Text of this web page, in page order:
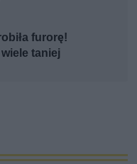
furorę!
taniej